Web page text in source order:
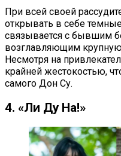
При всей своей
открывать в себе
связывается с бывшим
возглавляющим
Несмотря на
крайней жестокостью,
самого Дон Су.
4. «Ли Ду На!»